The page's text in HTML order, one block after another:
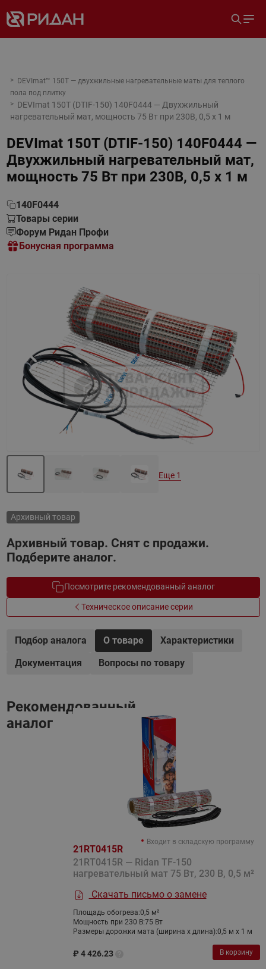
DEVImat™ 150T — двухжильные нагревательные маты для теплого
пола под плитку
DEVImat 150T (DTIF-150) 140F0444 — Двухжильный
нагревательный мат, мощность 75 Вт при 230В, 0,5 х 1 м
DEVImat 150T (DTIF-150) 140F0444 —
Двухжильный нагревательный мат,
мощность 75 Вт при 230В, 0,5 х 1 м
140F0444
Товары серии
Форум Ридан Профи
Бонусная программа
Архивный товар
Архивный товар. Снят с продажи.
Подберите аналог.
Посмотрите рекомендованный аналог
Техническое описание серии
Назад Вперед
Еще 1
Подбор аналога О товаре
Характеристики
Документация
Вопросы по товару
Рекомендованный
аналог
21RT0415R
21RT0415R — Ridan TF-150
нагревательный мат 75 Вт, 230 В, 0,5 м²
Скачать письмо о замене
Площадь обогрева:0,5 м²
Мощность при 230 В:75 Вт
Размеры дорожки мата (ширина х длина):0,5 м х 1 м
₽ 4 426.23
Входит в складскую программу
В корзину